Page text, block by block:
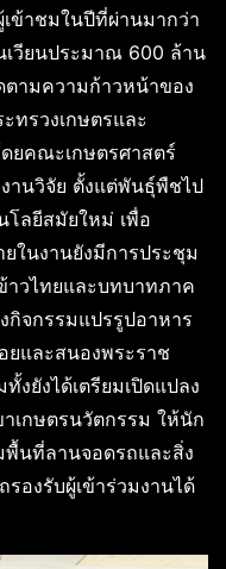
ข้าชมในปีที่ผ่านมากว่า
วียนประมาณ 600 ล้าน
ามความก้าวหน้าของ
ทรวงเกษตรและ
ยคณะเกษตรศาสตร์
านวิจัย ตั้งแต่พันธุ์พืชไป
โลยีสมัยใหม่ เพื่อ
ในงานยังมีการประชุม
าวไทยและบทบาทภาค
กิจกรรมแปรรูปอาหาร
ยและสนองพระราช
ยังได้เตรียมเปิดแปลง
เกษตรนวัตกรรม ให้นัก
พื้นที่ลานจอดรถและสิ่ง
องรับผู้เข้าร่วมงานได้